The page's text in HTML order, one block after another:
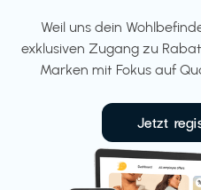
Weil uns dein
exklusiven Zugang zu
Marken mit Fokus auf
Jetzt